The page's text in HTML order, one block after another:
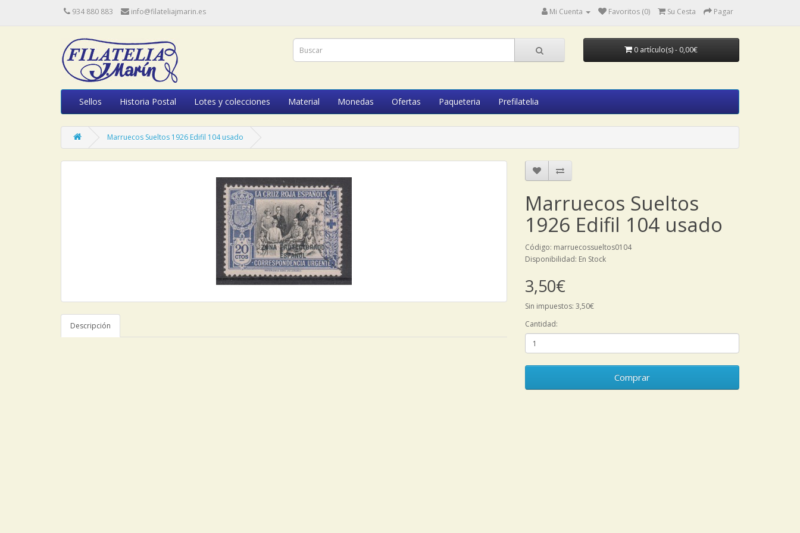
934 880 883 info@filateliajmarin.es Mi Cuenta Favoritos (0) Su Cesta Pagar
0 artículo(s) - 0,00€
Sellos Historia Postal Lotes y colecciones Material Monedas Ofertas Paqueteria Prefilatelia
Marruecos Sueltos 1926 Edifil 104 usado
Descripción
Marruecos Sueltos
1926 Edifil 104 usado
Código: marruecossueltos0104
Disponibilidad: En Stock
3,50€
Sin impuestos: 3,50€
Cantidad:
Comprar